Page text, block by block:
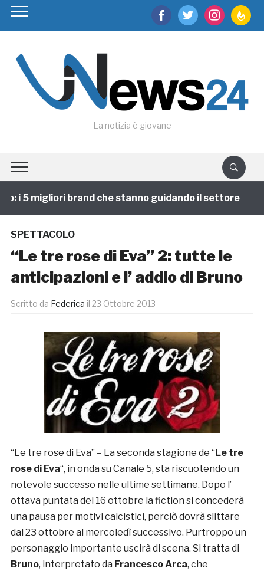
facebooktwitter instagram
La notizia è giovane
i 5 migliori brand che stanno guidando il settore
SPETTACOLO
“Le tre rose di Eva” 2: tutte le
anticipazioni e l’ addio di Bruno
Scritto da Federica il 23 Ottobre 2013
“Le tre rose di Eva” – La seconda stagione de “Le tre
rose di Eva“, in onda su Canale 5, sta riscuotendo un
notevole successo nelle ultime settimane. Dopo l’
ottava puntata del 16 ottobre la fiction si concederà
una pausa per motivi calcistici, perciò dovrà slittare
dal 23 ottobre al mercoledì successivo. Purtroppo un
personaggio importante uscirà di scena. Si tratta di
Bruno, interpretato da Francesco Arca, che